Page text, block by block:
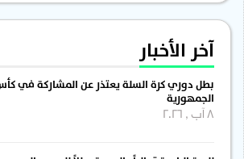
آخر الأخبار
بطل دوري كرة السلة يعتذر عن المشاركة في كأس
الجمهورية